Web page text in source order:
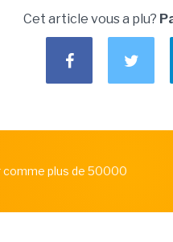
Cet article vous a plu?
plus de 50000